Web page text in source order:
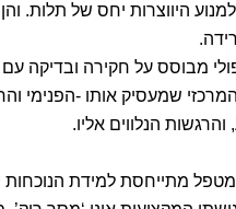
היווצרות יחס של תלות.
מבוסס על חקירה ובדיקה
שמעסיק אותו -הפנימי
והרגשות הנלווים אליו.
מתייחסת למידת הנוכחות